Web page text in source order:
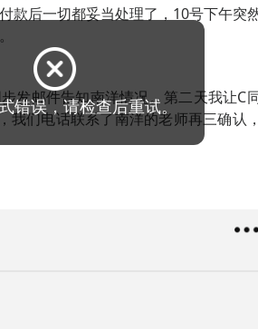
款后一切都妥当处理了，10号下午突
发邮件告知南洋情况。第二天我让C
我们电话联系了南洋的老师再三确认
错误，请检查后重试。